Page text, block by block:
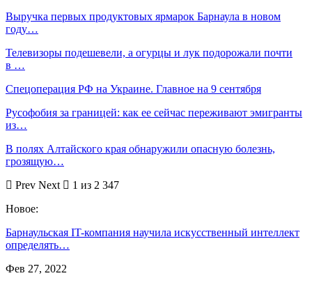
Выручка первых продуктовых ярмарок Барнаула в новом
году…
Телевизоры подешевели, а огурцы и лук подорожали почти
в …
Спецоперация РФ на Украине. Главное на 9 сентября
Русофобия за границей: как ее сейчас переживают эмигранты
из…
В полях Алтайского края обнаружили опасную болезнь,
грозящую…
Prev Next
1 из 2 347
Новое:
Барнаульская IT-компания научила искусственный интеллект
определять…
Фев 27, 2022